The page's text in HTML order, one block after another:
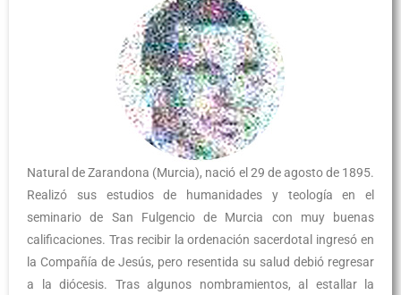
Natural de Zarandona (Murcia), nació el 29 de agosto de 1895.
Realizó sus estudios de humanidades y teología en el
seminario de San Fulgencio de Murcia con muy buenas
calificaciones. Tras recibir la ordenación sacerdotal ingresó en
la Compañía de Jesús, pero resentida su salud debió regresar
a la diócesis. Tras algunos nombramientos, al estallar la